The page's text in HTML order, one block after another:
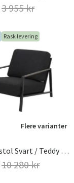
3 955 kr
Rask levering
Flere varianter
Lyra Lenestol Svart / Teddy Black
10 280 kr